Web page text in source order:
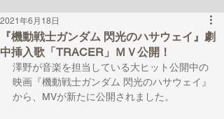
『機動戦士ガンダム 閃光のハサウェイ』劇
中挿入歌「TRACER」ＭＶ公開！
2021年6月18日
澤野が音楽を担当している大ヒット公開中の
映画『機動戦士ガンダム 閃光のハサウェイ』
から、MVが新たに公開されました。